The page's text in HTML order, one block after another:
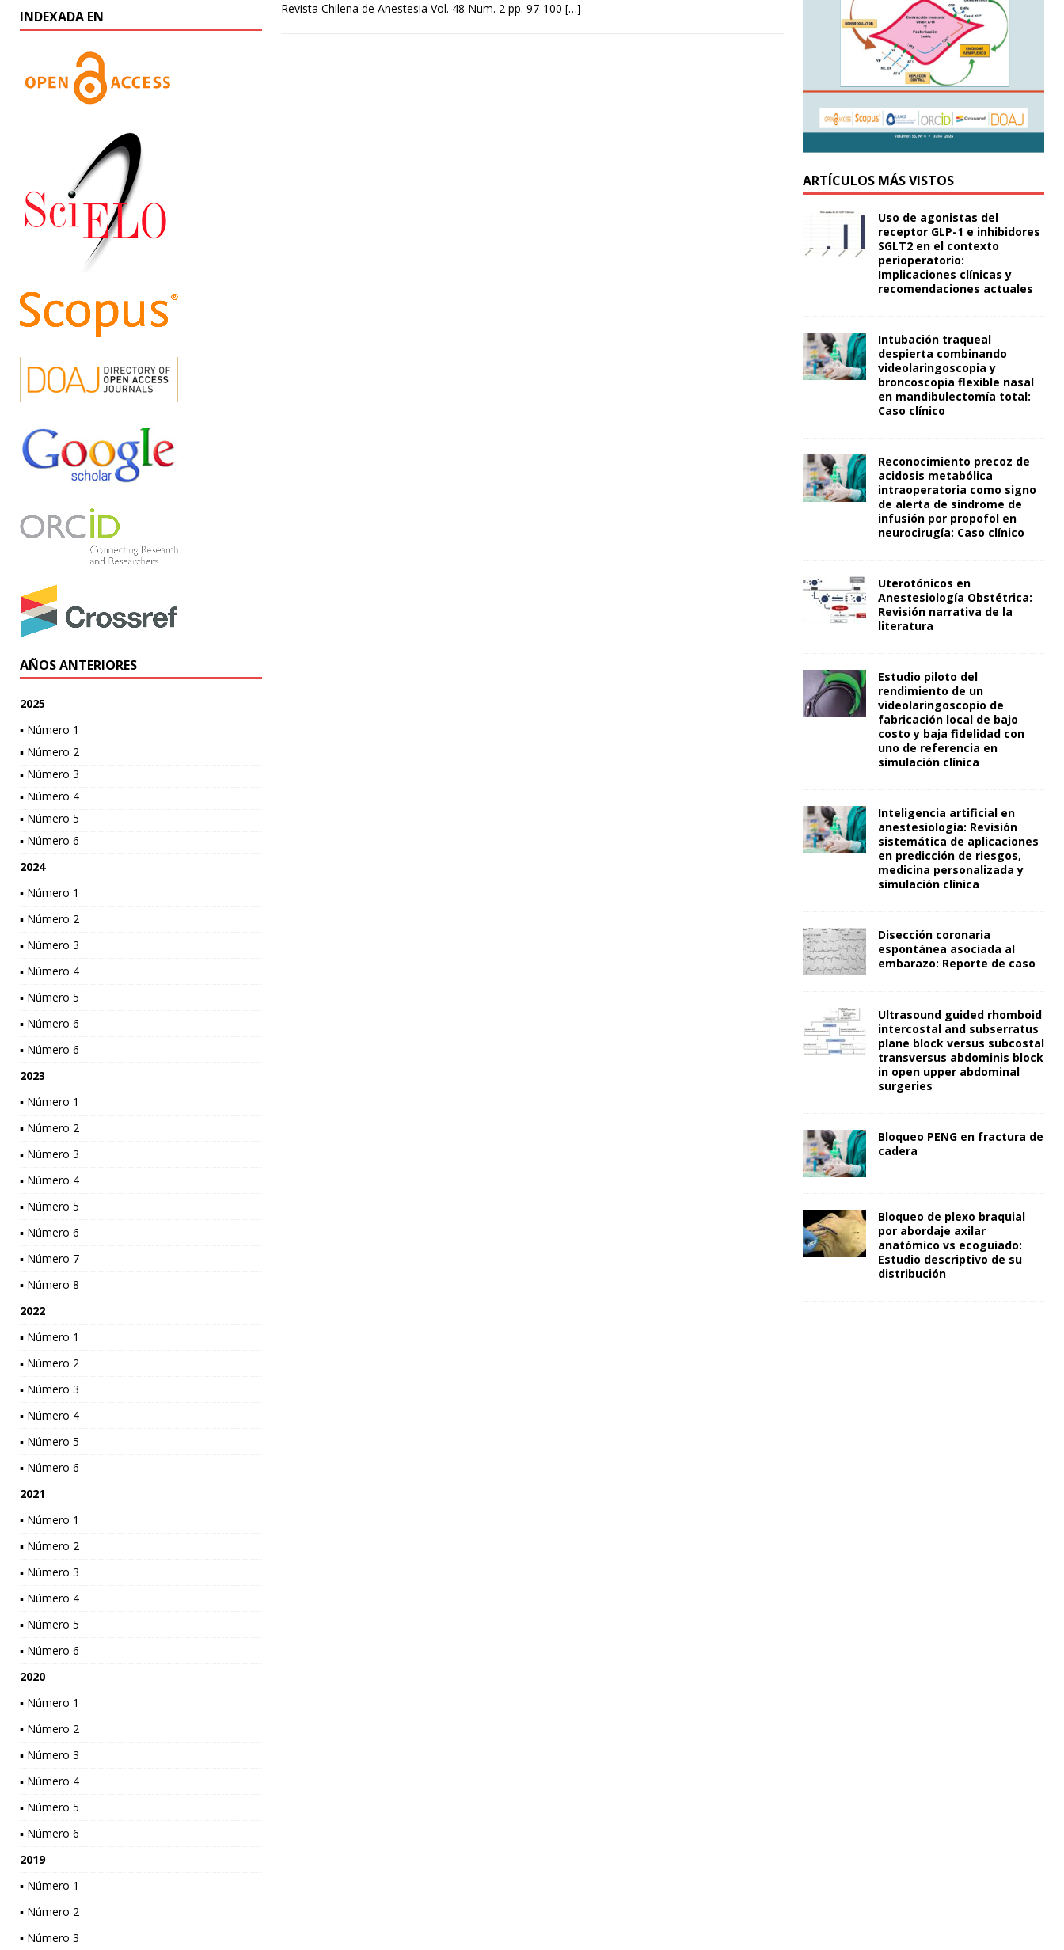
Revista Chilena de Anestesia Vol. 48 Num. 2 pp. 97-100 […]
INDEXADA EN
AÑOS ANTERIORES
2025
▪ Número 1
▪ Número 2
▪ Número 3
▪ Número 4
▪ Número 5
▪ Número 6
2024
▪ Número 1
▪ Número 2
▪ Número 3
▪ Número 4
▪ Número 5
▪ Número 6
▪ Número 6
2023
▪ Número 1
▪ Número 2
▪ Número 3
▪ Número 4
▪ Número 5
▪ Número 6
▪ Número 7
▪ Número 8
2022
▪ Número 1
▪ Número 2
▪ Número 3
▪ Número 4
▪ Número 5
▪ Número 6
2021
▪ Número 1
▪ Número 2
▪ Número 3
▪ Número 4
▪ Número 5
▪ Número 6
2020
▪ Número 1
▪ Número 2
▪ Número 3
▪ Número 4
▪ Número 5
▪ Número 6
2019
▪ Número 1
▪ Número 2
▪ Número 3
ARTÍCULOS MÁS VISTOS
Uso de agonistas del
receptor GLP-1 e inhibidores
SGLT2 en el contexto
perioperatorio:
Implicaciones clínicas y
recomendaciones actuales
Intubación traqueal
despierta combinando
videolaringoscopia y
broncoscopia flexible nasal
en mandibulectomía total:
Caso clínico
Reconocimiento precoz de
acidosis metabólica
intraoperatoria como signo
de alerta de síndrome de
infusión por propofol en
neurocirugía: Caso clínico
Uterotónicos en
Anestesiología Obstétrica:
Revisión narrativa de la
literatura
Estudio piloto del
rendimiento de un
videolaringoscopio de
fabricación local de bajo
costo y baja fidelidad con
uno de referencia en
simulación clínica
Inteligencia artificial en
anestesiología: Revisión
sistemática de aplicaciones
en predicción de riesgos,
medicina personalizada y
simulación clínica
Disección coronaria
espontánea asociada al
embarazo: Reporte de caso
Ultrasound guided rhomboid
intercostal and subserratus
plane block versus subcostal
transversus abdominis block
in open upper abdominal
surgeries
Bloqueo PENG en fractura de
cadera
Bloqueo de plexo braquial
por abordaje axilar
anatómico vs ecoguiado:
Estudio descriptivo de su
distribución